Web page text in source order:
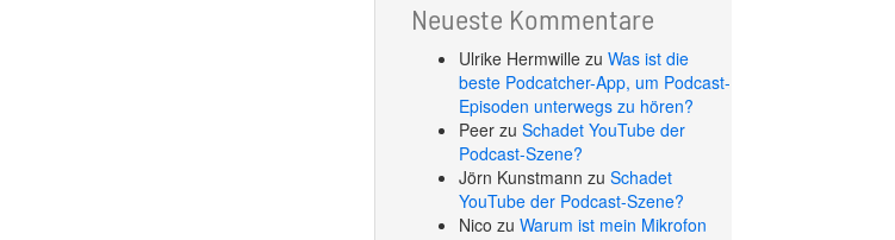
Neueste Kommentare
Ulrike Hermwille zu Was ist die
beste Podcatcher-App, um Podcast-
Episoden unterwegs zu hören?
Peer zu Schadet YouTube der
Podcast-Szene?
Jörn Kunstmann zu Schadet
YouTube der Podcast-Szene?
Nico zu Warum ist mein Mikrofon